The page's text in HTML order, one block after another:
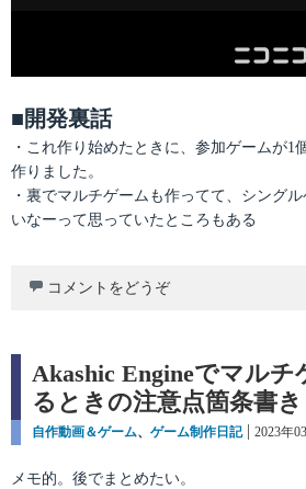
■開発裏話
・これ作り始めたときに、参加ゲームが1
作りました。
・裏でマルチゲームも作ってて、シング
いなーって思っていたところもある
コメントをどうぞ
Akashic Engineでマルチ
るときの注意点箇条書き
カ
ゴ
自作動画＆ゲーム、 ゲーム制作日記
投
2023年
メモ的。後でまとめたい。